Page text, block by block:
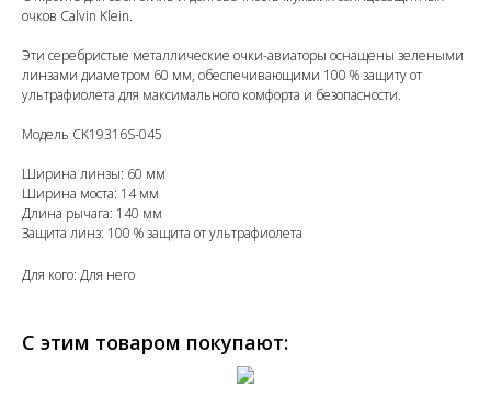
очков Calvin Klein.
Эти серебристые металлические очки-авиаторы оснащены зелеными
линзами диаметром 60 мм, обеспечивающими 100 % защиту от
ультрафиолета для максимального комфорта и безопасности.
Модель CK19316S-045
Ширина линзы: 60 мм
Ширина моста: 14 мм
Длина рычага: 140 мм
Защита линз: 100 % защита от ультрафиолета
Для кого: Для него
С этим товаром покупают: